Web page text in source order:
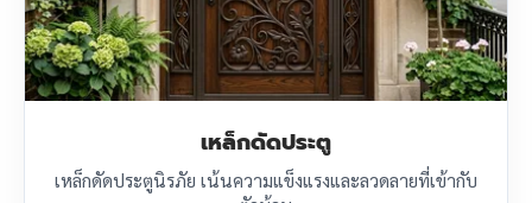
เหล็กดัดประตู
เหล็กดัดประตูนิรภัย เน้นความแข็งแรงและลวดลายที่เข้ากับ